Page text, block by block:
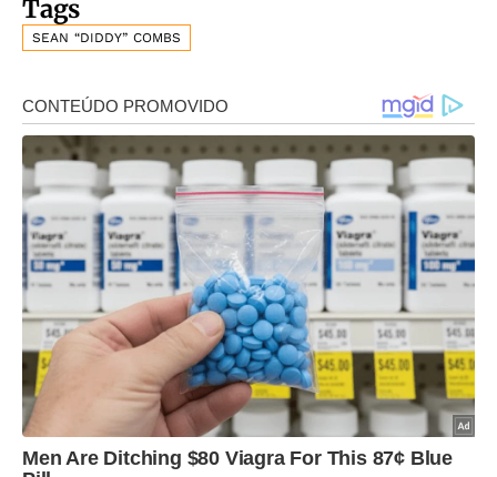
Tags
SEAN “DIDDY” COMBS